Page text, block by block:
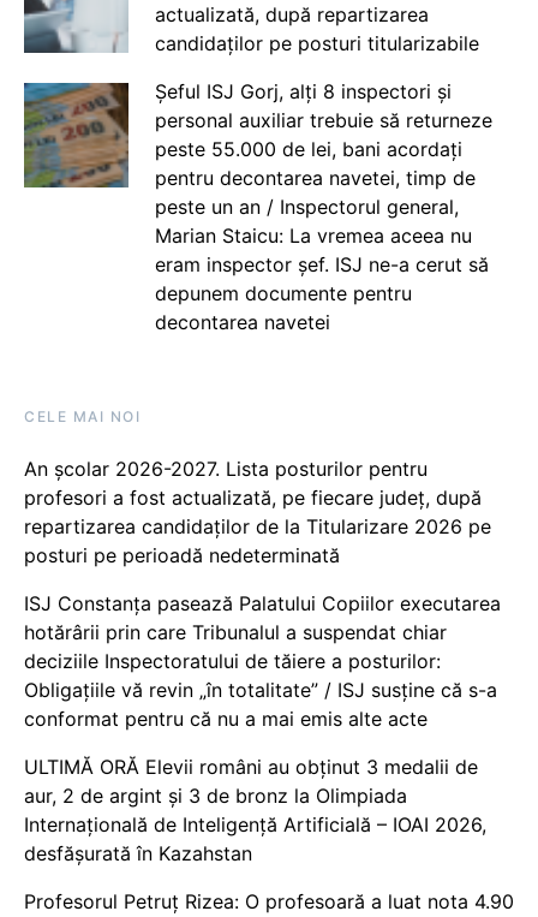
actualizată, după repartizarea
candidaților pe posturi titularizabile
Șeful ISJ Gorj, alți 8 inspectori și
personal auxiliar trebuie să returneze
peste 55.000 de lei, bani acordați
pentru decontarea navetei, timp de
peste un an / Inspectorul general,
Marian Staicu: La vremea aceea nu
eram inspector șef. ISJ ne-a cerut să
depunem documente pentru
decontarea navetei
CELE MAI NOI
An școlar 2026-2027. Lista posturilor pentru
profesori a fost actualizată, pe fiecare județ, după
repartizarea candidaților de la Titularizare 2026 pe
posturi pe perioadă nedeterminată
ISJ Constanța pasează Palatului Copiilor executarea
hotărârii prin care Tribunalul a suspendat chiar
deciziile Inspectoratului de tăiere a posturilor:
Obligațiile vă revin „în totalitate” / ISJ susține că s-a
conformat pentru că nu a mai emis alte acte
ULTIMĂ ORĂ Elevii români au obținut 3 medalii de
aur, 2 de argint și 3 de bronz la Olimpiada
Internațională de Inteligență Artificială – IOAI 2026,
desfășurată în Kazahstan
Profesorul Petruț Rizea: O profesoară a luat nota 4.90